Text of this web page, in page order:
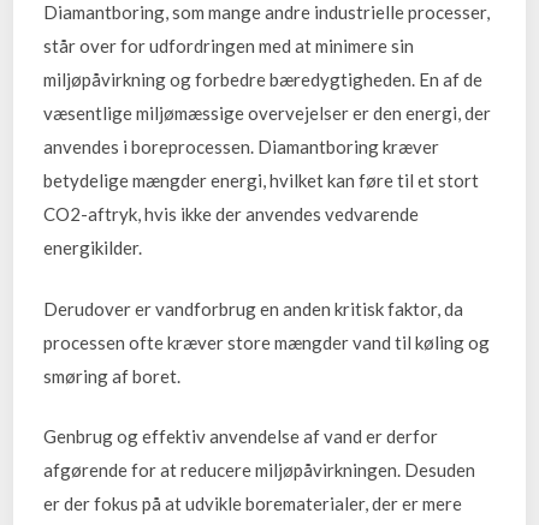
Diamantboring, som mange andre industrielle processer,
står over for udfordringen med at minimere sin
miljøpåvirkning og forbedre bæredygtigheden. En af de
væsentlige miljømæssige overvejelser er den energi, der
anvendes i boreprocessen. Diamantboring kræver
betydelige mængder energi, hvilket kan føre til et stort
CO2-aftryk, hvis ikke der anvendes vedvarende
energikilder.
Derudover er vandforbrug en anden kritisk faktor, da
processen ofte kræver store mængder vand til køling og
smøring af boret.
Genbrug og effektiv anvendelse af vand er derfor
afgørende for at reducere miljøpåvirkningen. Desuden
er der fokus på at udvikle borematerialer, der er mere